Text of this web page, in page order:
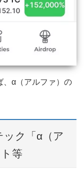
、α（アルファ）の
ック「α（ア
等